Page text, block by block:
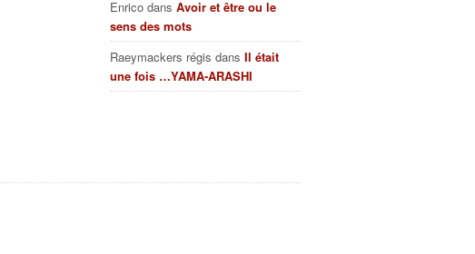
Enrico dans Avoir et être ou le
sens des mots
Raeymackers régis dans Il était
une fois …YAMA-ARASHI